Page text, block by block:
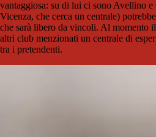
vantaggiosa: su di lui ci sono Avellino
Vicenza, che cerca un centrale)
che sarà libero da vincoli. Al momento
altri club menzionati un centrale di
tra i pretendenti.